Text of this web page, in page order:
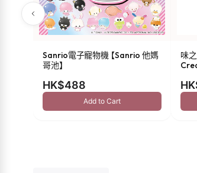
Sanrio電子寵物機 【Sanrio 他媽
哥池】
HK$488
Add to Cart
味